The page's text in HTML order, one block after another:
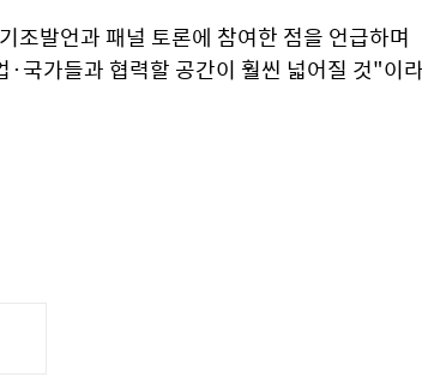
조발언과 패널 토론에 참여한 점을 언급하며
국가들과 협력할 공간이 훨씬 넓어질 것"이